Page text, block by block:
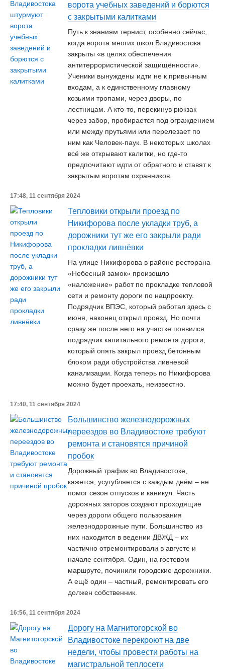
ворота учебных заведений и борются
с закрытыми калитками
Путь к знаниям тернист, особенно сейчас,
когда ворота многих школ Владивостока
закрыты «в целях обеспечения
антитеррористической защищённости».
Ученики вынуждены идти не к привычным
входам, а к единственному главному
козьими тропами, через дворы, по
лестницам. А кто-то, перекинув рюкзак
через забор, пробирается под ограждением
или между прутьями или перелезает по
ним как Человек-паук. В некоторых школах
всё же открывают калитки, но где-то
предпочитают идти от обратного и ставят к
закрытым воротам охранников.
17:48, 11 сентября 2024
Тепловики открыли проезд по
Никифорова после укладки труб, а
дорожники тут же его закрыли ради
прокладки ливнёвки
На улице Никифорова в районе ресторана
«Небесный замок» произошло
«наложение» работ по прокладке тепловой
сети и ремонту дороги по нацпроекту.
Подрядчик ВПЭС, который работал здесь с
июня, наконец открыл проезд. Но почти
сразу же после него на участке появился
подрядчик капитального ремонта дороги,
который опять закрыл проезд бетонным
блоком ради обустройства ливневой
канализации. Когда теперь по Никифорова
можно будет проехать, неизвестно.
17:40, 11 сентября 2024
Большинство железнодорожных
переездов во Владивостоке требуют
ремонта и становятся причиной
пробок
Дорожный трафик во Владивостоке,
кажется, усугубляется с каждым днём – не
помог сезон отпусков и каникул. Часть
дорожных заторов создают проходящие
через дороги общего пользования
железнодорожные пути. Большинство из
них находится в ведении ДВЖД – их
частично отремонтировали в августе и
начале сентября. Один, на гостевом
маршруте, починили городские дорожники.
А ещё один – частный, ремонтировать его
должен собственник.
16:56, 11 сентября 2024
Дорогу на Магнитогорской во
Владивостоке перекроют на две
недели, чтобы провести работы на
магистральной теплосети